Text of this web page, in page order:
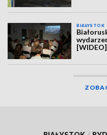
BIAŁYSTOK
[WIDEO]